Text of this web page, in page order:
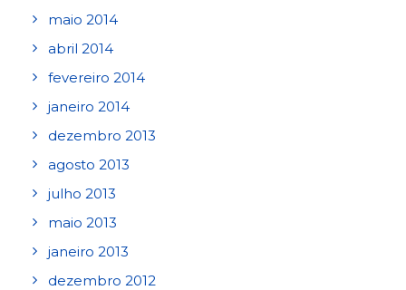
maio 2014
abril 2014
fevereiro 2014
janeiro 2014
dezembro 2013
agosto 2013
julho 2013
maio 2013
janeiro 2013
dezembro 2012